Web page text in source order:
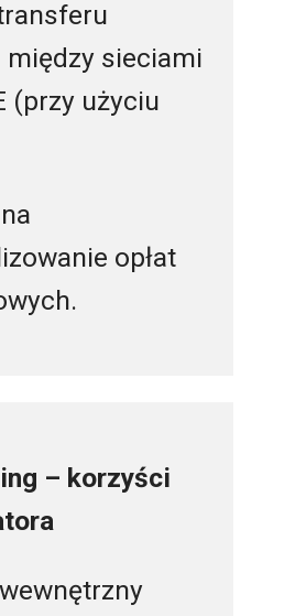
między sieciami
(przy użyciu
opłat
– korzyści